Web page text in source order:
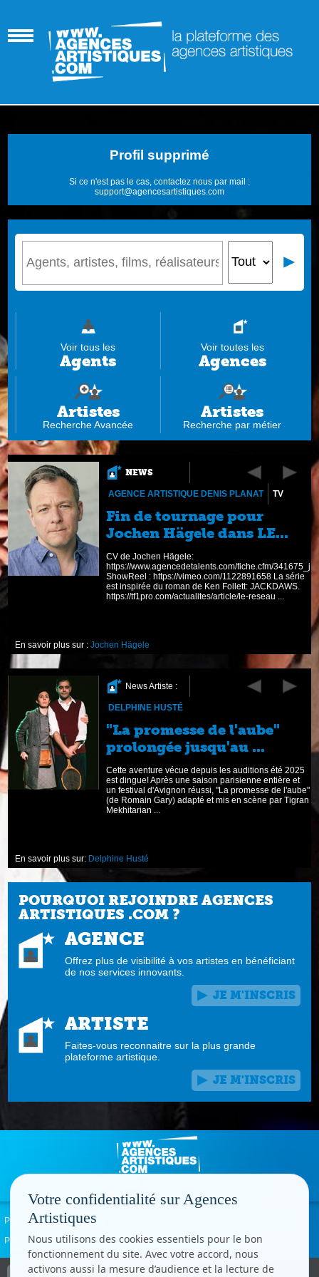
Profil supprimé
Si ce n'est pas le cas, contactez nous par mail :
support@agencesartistiques.com
Voir tous les
Agents
Voir toutes les
Agences
Artistes
Recherche Avancée
Artistes
Recherche par métier
NEWS
AGENCE ARTISTIQUE DENIS PLANAT TV
Fin de tournage pour
Jochen Hägele dans LE...
CV de Jochen Hägele:
https://www.agencedetalents.com/fiche.cfm/
ShowReel : https://vimeo.com/1122891658 La série
est inspirée du roman de Ken Follett: JACKDAWS.
https://tf1pro.com/actualites/article/le-reseau ...
En savoir plus sur :Jochen Hägele
News Artiste :
DELPHINE HUSTÉ
"La promesse de l'aube"
prolongée jusqu'au ...
Cette aventure vécue depuis les auditions été 2025
est dingue! Après une saison parisienne entière et
un festival d'Avignon réussi, "La promesse de l'aube"
(de Romain Gary) adapté et mis en scène par Tigran
Mekhitarian ...
En savoir plus sur: Delphine Husté
POURQUOI REJOINDRE AGENCES
ARTISTIQUES .COM ?
AGENCE
Offrez plus de visibilité à vos artistes en bénéficiant
de nos services innovants.
JE M'INSCRIS
ARTISTE
Faites-vous reconnaitre sur la plus grande
plateforme artistique.
JE M'INSCRIS
Politique de confidentialité
Paramètres cookies
Copyright © CC.Comunication
Votre confidentialité sur Agences
Artistiques
Nous utilisons des cookies essentiels pour le bon
fonctionnement du site. Avec votre accord, nous
activons aussi la mesure d’audience et la lecture de